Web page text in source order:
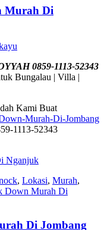
Murah Di
0859-1113-52343
Bungalau | Villa |
Kami Buat
1113-52343
Nganjuk
, Lokasi, Murah,
Down Murah Di
Di Jombang